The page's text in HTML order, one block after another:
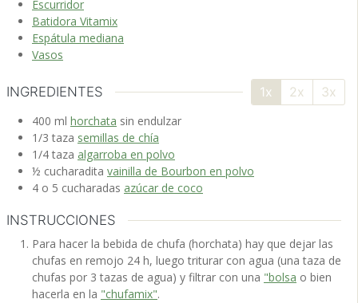
Escurridor
Batidora Vitamix
Espátula mediana
Vasos
INGREDIENTES 1x 2x 3x
400 ml horchata sin endulzar
1/3 taza semillas de chía
1/4 taza algarroba en polvo
½ cucharadita vainilla de Bourbon en polvo
4 o 5 cucharadas azúcar de coco
INSTRUCCIONES
Para hacer la bebida de chufa (horchata) hay que dejar las
chufas en remojo 24 h, luego triturar con agua (una taza de
chufas por 3 tazas de agua) y filtrar con una "bolsa o bien
hacerla en la "chufamix".